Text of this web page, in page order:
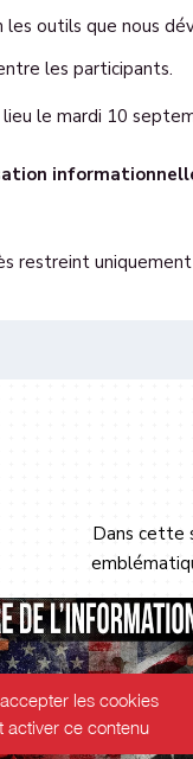
les outils que nous
les participants.
le mardi 10
restreint
Dans cette
les cookies
activer ce contenu